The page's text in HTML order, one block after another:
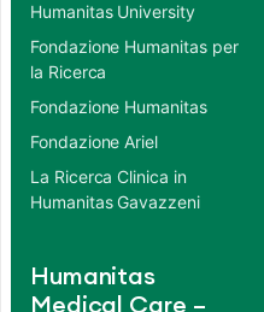
Humanitas University
Fondazione Humanitas per
la Ricerca
Fondazione Humanitas
Fondazione Ariel
La Ricerca Clinica in
Humanitas Gavazzeni
Humanitas
Medical Care –